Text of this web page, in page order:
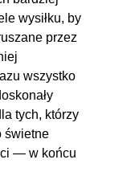
00:13:16
00:03:51
00:04:35
00:08:35
00:05:24
wysiłku, by
przez
wszystko
tych, którzy
świetne
— w końcu